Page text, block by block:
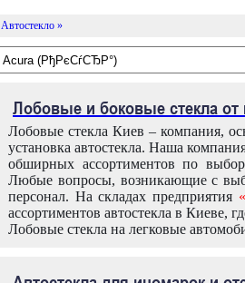
Автостекло »
Лобовые и боковые стекла
Лобовые стекла Киев – компания,
установка автостекла. Наша
обширных ассортиментов по
Любые вопросы, возникающие с
персонал. На складах предприятия
ассортиментов автостекла в Киеве,
Лобовые стекла на легковые